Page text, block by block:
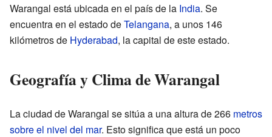
Warangal está ubicada en el país de la India. Se
encuentra en el estado deTelangana, a unos 146
kilómetros de Hyderabad, la capital de este estado.
Geografía y Clima de Warangal
La ciudad de Warangal se sitúa a una altura de 266 metros
sobre el nivel del mar. Esto significa que está un poco